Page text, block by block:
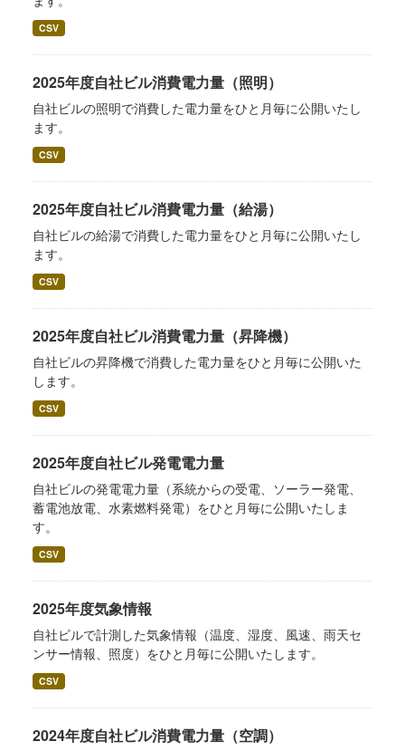
CSV
2025年度自社ビル消費電力量（照明）
自社ビルの照明で消費した電力量をひと月毎に公開いたし
ます。
CSV
2025年度自社ビル消費電力量（給湯）
自社ビルの給湯で消費した電力量をひと月毎に公開いたし
ます。
CSV
2025年度自社ビル消費電力量（昇降機）
自社ビルの昇降機で消費した電力量をひと月毎に公開いた
します。
CSV
2025年度自社ビル発電電力量
自社ビルの発電電力量（系統からの受電、ソーラー発電、
蓄電池放電、水素燃料発電）をひと月毎に公開いたしま
す。
CSV
2025年度気象情報
自社ビルで計測した気象情報（温度、湿度、風速、雨天セ
ンサー情報、照度）をひと月毎に公開いたします。
CSV
2024年度自社ビル消費電力量（空調）